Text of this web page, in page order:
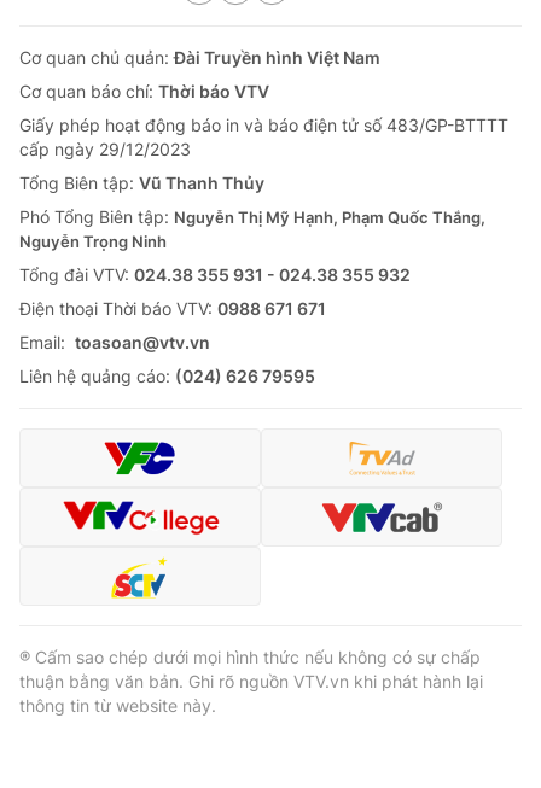
Cơ quan chủ quản:Đài Truyền hình Việt Nam
Cơ quan báo chí: Thời báo VTV
Giấy phép hoạt động báo in và báo điện tử số 483/GP-BTTTT
cấp ngày 29/12/2023
Tổng Biên tập: Vũ Thanh Thủy
Phó Tổng Biên tập: Nguyễn Thị Mỹ Hạnh, Phạm Quốc Thắng,
Nguyễn Trọng Ninh
Tổng đài VTV: 024.38 355 931 - 024.38 355 932
Ðiện thoại Thời báo VTV: 0988 671 671
Email: toasoan@vtv.vn
Liên hệ quảng cáo: (024) 626 79595
® Cấm sao chép dưới mọi hình thức nếu không có sự chấp
thuận bằng văn bản. Ghi rõ nguồn VTV.vn khi phát hành lại
thông tin từ website này.